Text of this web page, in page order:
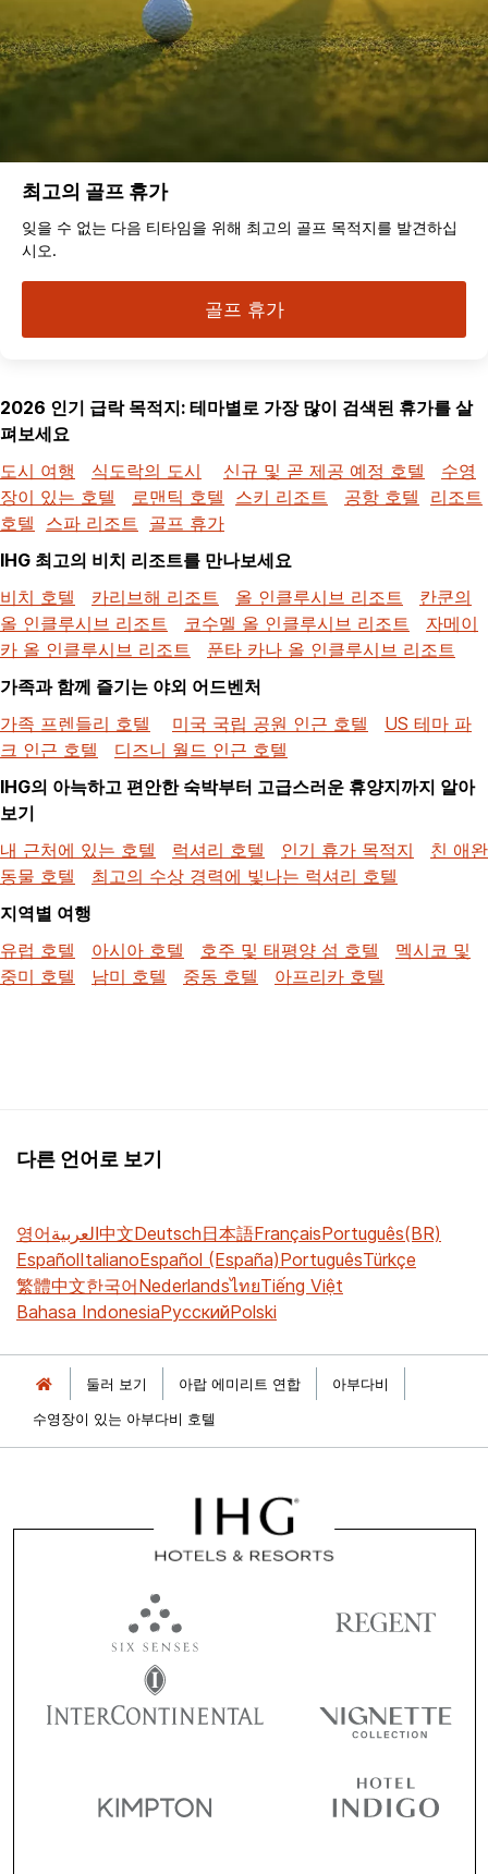
최고의 골프 휴가
잊을 수 없는 다음 티타임을 위해 최고의 골프 목적지를 발견하십
시오.
골프 휴가
2026 인기 급락 목적지: 테마별로 가장 많이 검색된 휴가를 살
펴보세요
도시 여행
식도락의 도시 신규 및 곧 제공 예정 호텔
수영
장이 있는 호텔
로맨틱 호텔 스키 리조트 공항 호텔
리조트
호텔
스파 리조트
골프 휴가
IHG 최고의 비치 리조트를 만나보세요
비치 호텔
카리브해 리조트 올 인클루시브 리조트
칸쿤의
올 인클루시브 리조트
코수멜 올 인클루시브 리조트
자메이
카 올 인클루시브 리조트
푼타 카나 올 인클루시브 리조트
가족과 함께 즐기는 야외 어드벤처
가족 프렌들리 호텔
미국 국립 공원 인근 호텔
US 테마 파
크 인근 호텔
디즈니 월드 인근 호텔
IHG의 아늑하고 편안한 숙박부터 고급스러운 휴양지까지 알아
보기
내 근처에 있는 호텔
럭셔리 호텔 인기 휴가 목적지
친 애완
동물 호텔
최고의 수상 경력에 빛나는 럭셔리 호텔
지역별 여행
유럽 호텔
아시아 호텔 호주 및 태평양 섬 호텔
멕시코 및
중미 호텔
남미 호텔 중동 호텔 아프리카 호텔
다른 언어로 보기
영어العربية中文Deutsch日本語FrançaisPortuguês(BR)
EspañolItalianoEspañol (España)PortuguêsTürkçe
繁體中文한국어NederlandsไทยTiếng Việt
Bahasa IndonesiaРусскийPolski
둘러 보기 아랍 에미리트 연합
아부다비
수영장이 있는 아부다비 호텔